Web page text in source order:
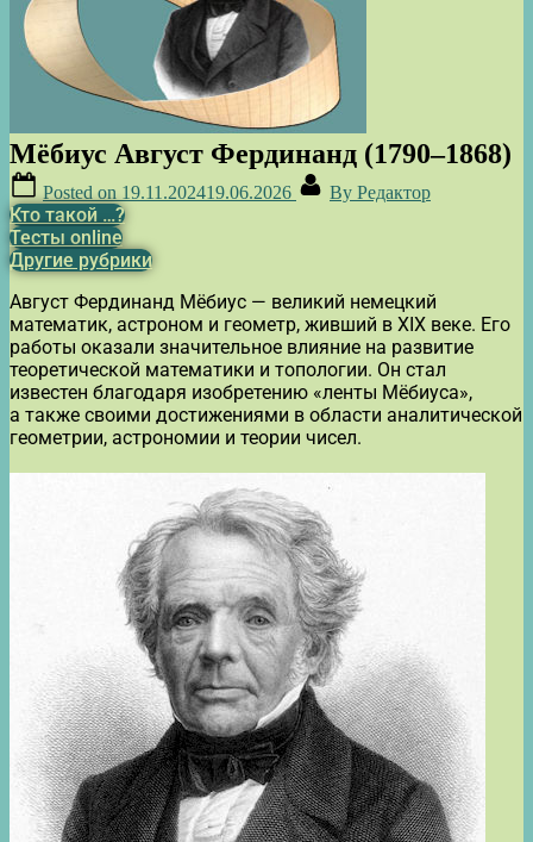
Мёбиус Август Фердинанд (1790–1868)
Posted on 19.11.202419.06.2026 By Редактор
Кто такой …?
Тесты online
Другие рубрики
Август Фердинанд Мёбиус — великий немецкий
математик, астроном и геометр, живший в XIX веке. Его
работы оказали значительное влияние на развитие
теоретической математики и топологии. Он стал
известен благодаря изобретению «ленты Мёбиуса»,
а также своими достижениями в области аналитической
геометрии, астрономии и теории чисел.